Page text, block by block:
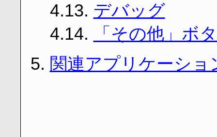
4.13. デバッグ
4.14.
「その他」ボ
5. 関連アプリケーシ